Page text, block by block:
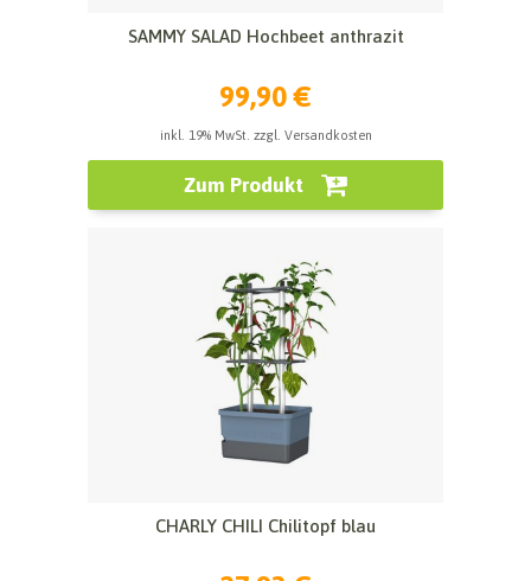
SAMMY SALAD Hochbeet anthrazit
99,90 €
inkl. 19% MwSt. zzgl. Versandkosten
Zum Produkt
CHARLY CHILI Chilitopf blau